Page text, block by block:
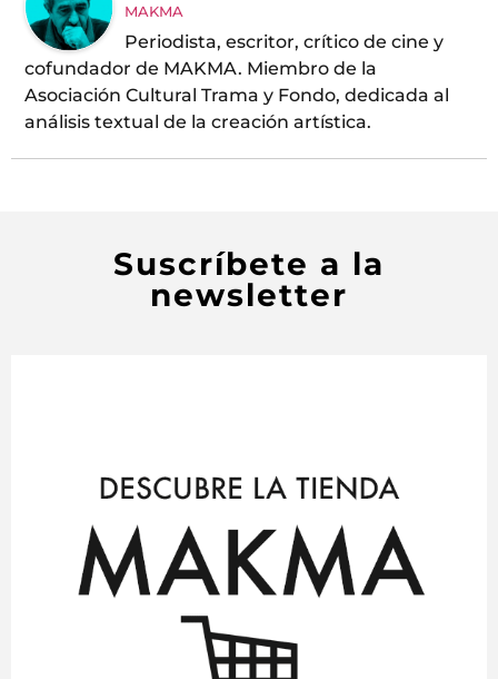
MAKMA
Periodista, escritor, crítico de cine y
cofundador de MAKMA. Miembro de la
Asociación Cultural Trama y Fondo, dedicada al
análisis textual de la creación artística.
Suscríbete a la
newsletter